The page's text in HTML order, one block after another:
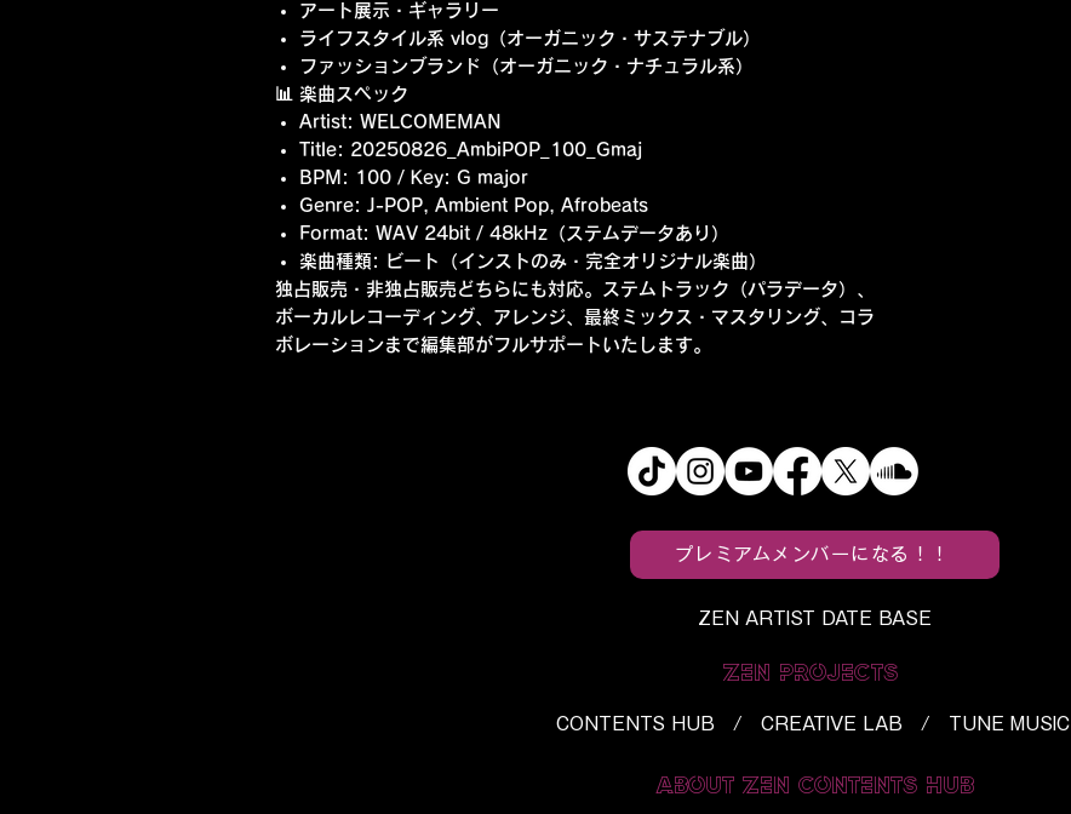
アート展示・ギャラリー
ライフスタイル系 vlog（オーガニック・サステナブル）
ファッションブランド（オーガニック・ナチュラル系）
📊 楽曲スペック
Artist: WELCOMEMAN
Title: 20250826_AmbiPOP_100_Gmaj
BPM: 100 / Key: G major
Genre: J-POP, Ambient Pop, Afrobeats
Format: WAV 24bit / 48kHz（ステムデータあり）
楽曲種類: ビート（インストのみ・完全オリジナル楽曲）
独占販売・非独占販売どちらにも対応。ステムトラック（パラデータ）、
ボーカルレコーディング、アレンジ、最終ミックス・マスタリング、コラ
ボレーションまで編集部がフルサポートいたします。
プレミアムメンバーになる！！
ZEN ARTIST DATE BASE
ZEN PROJECTS
CONTENTS HUB / CREATIVE LAB / TUNE MUSIC
ABOUT ZEN CONTENTS HUB